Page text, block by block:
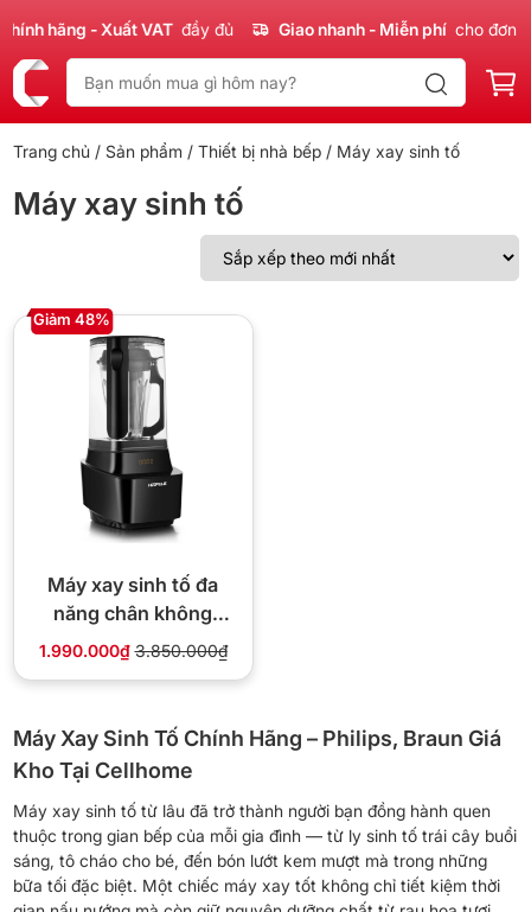
hãng - Xuất VAT đầy đủ Giao nhanh - Miễn phí cho đơn
Trang chủ / Sản phẩm / Thiết bị nhà bếp/ Máy xay sinh tố
Máy xay sinh tố
Giảm 48%
Máy xay sinh tố đa
năng chân không
Hafele BR230-19E00
1.990.000₫ 3.850.000₫
Máy Xay Sinh Tố Chính Hãng – Philips, Braun Giá
Kho Tại Cellhome
Máy xay sinh tố từ lâu đã trở thành người bạn đồng hành quen
thuộc trong gian bếp của mỗi gia đình — từ ly sinh tố trái cây buổi
sáng, tô cháo cho bé, đến bón lướt kem mượt mà trong những
bữa tối đặc biệt. Một chiếc máy xay tốt không chỉ tiết kiệm thời